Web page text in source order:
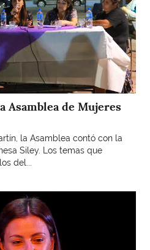
Asamblea de Mujeres
la Asamblea contó con la
Siley. Los temas que
del...